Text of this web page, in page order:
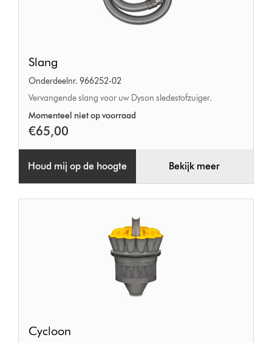
Slang
Onderdeelnr. 966252-02
Vervangende slang voor uw Dyson sledestofzuiger.
Momenteel niet op voorraad
€65,00
Houd mij op de hoogte Bekijk meer
Cycloon